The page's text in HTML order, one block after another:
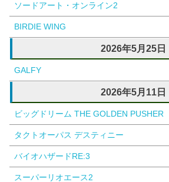
ソードアート・オンライン2
BIRDIE WING
2026年5月25日
GALFY
2026年5月11日
ビッグドリーム THE GOLDEN PUSHER
タクトオーパス デスティニー
バイオハザードRE:3
スーパーリオエース2